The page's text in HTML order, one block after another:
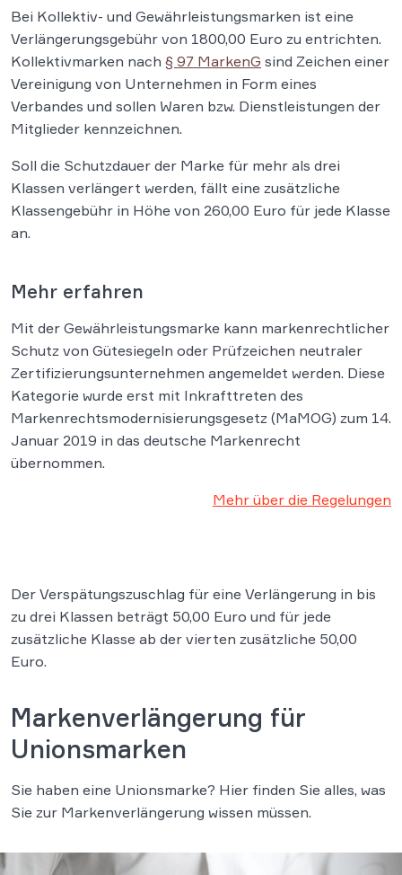
Bei Kollektiv- und Gewährleistungsmarken ist eine
Verlängerungsgebühr von 1800,00 Euro zu entrichten.
Kollektivmarken nach § 97 MarkenG sind Zeichen einer
Vereinigung von Unternehmen in Form eines
Verbandes und sollen Waren bzw. Dienstleistungen der
Mitglieder kennzeichnen.
Soll die Schutzdauer der Marke für mehr als drei
Klassen verlängert werden, fällt eine zusätzliche
Klassengebühr in Höhe von 260,00 Euro für jede Klasse
an.
Mehr erfahren
Mit der Gewährleistungsmarke kann markenrechtlicher
Schutz von Gütesiegeln oder Prüfzeichen neutraler
Zertifizierungsunternehmen angemeldet werden. Diese
Kategorie wurde erst mit Inkrafttreten des
Markenrechtsmodernisierungsgesetz (MaMOG) zum 14.
Januar 2019 in das deutsche Markenrecht
übernommen.
Mehr über die Regelungen
Der Verspätungszuschlag für eine Verlängerung in bis
zu drei Klassen beträgt 50,00 Euro und für jede
zusätzliche Klasse ab der vierten zusätzliche 50,00
Euro.
Markenverlängerung für
Unionsmarken
Sie haben eine Unionsmarke? Hier finden Sie alles, was
Sie zur Markenverlängerung wissen müssen.